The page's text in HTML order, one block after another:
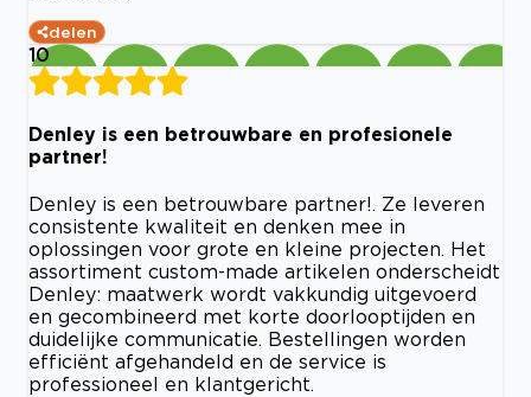
delen
10
Denley is een betrouwbare en profesionele
partner!
Denley is een betrouwbare partner!. Ze leveren
consistente kwaliteit en denken mee in
oplossingen voor grote en kleine projecten. Het
assortiment custom-made artikelen onderscheidt
Denley: maatwerk wordt vakkundig uitgevoerd
en gecombineerd met korte doorlooptijden en
duidelijke communicatie. Bestellingen worden
efficiënt afgehandeld en de service is
professioneel en klantgericht.